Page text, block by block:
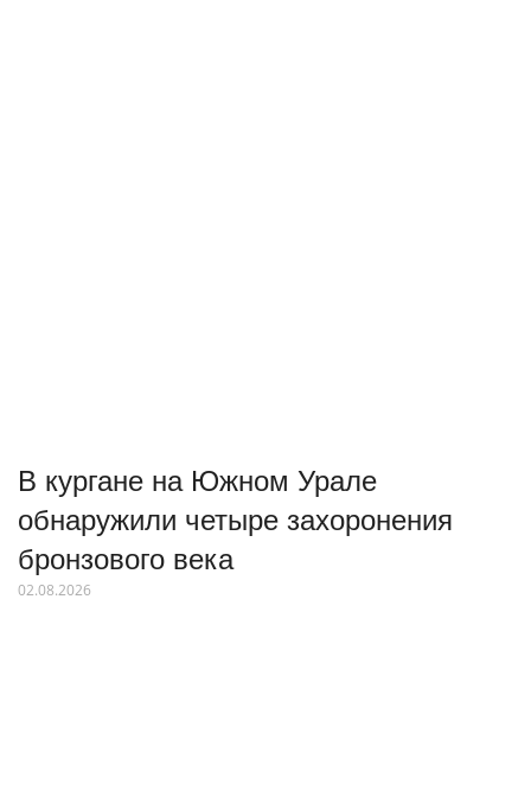
В кургане на Южном Урале
обнаружили четыре захоронения
бронзового века
02.08.2026